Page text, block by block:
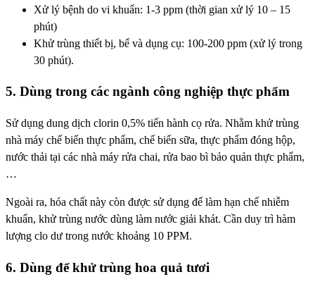
Xử lý bệnh do vi khuẩn: 1-3 ppm (thời gian xử lý 10 – 15
phút)
Khử trùng thiết bị, bể và dụng cụ: 100-200 ppm (xử lý trong
30 phút).
5. Dùng trong các ngành công nghiệp thực phẩm
Sử dụng dung dịch clorin 0,5% tiến hành cọ rửa. Nhằm khử trùng
nhà máy chế biến thực phẩm, chế biến sữa, thực phẩm đóng hộp,
nước thải tại các nhà máy rửa chai, rửa bao bì bảo quản thực phẩm,
…
Ngoài ra, hóa chất này còn được sử dụng để làm hạn chế nhiễm
khuẩn, khử trùng nước dùng làm nước giải khát. Cần duy trì hàm
lượng clo dư trong nước khoảng 10 PPM.
6. Dùng để khử trùng hoa quả tươi